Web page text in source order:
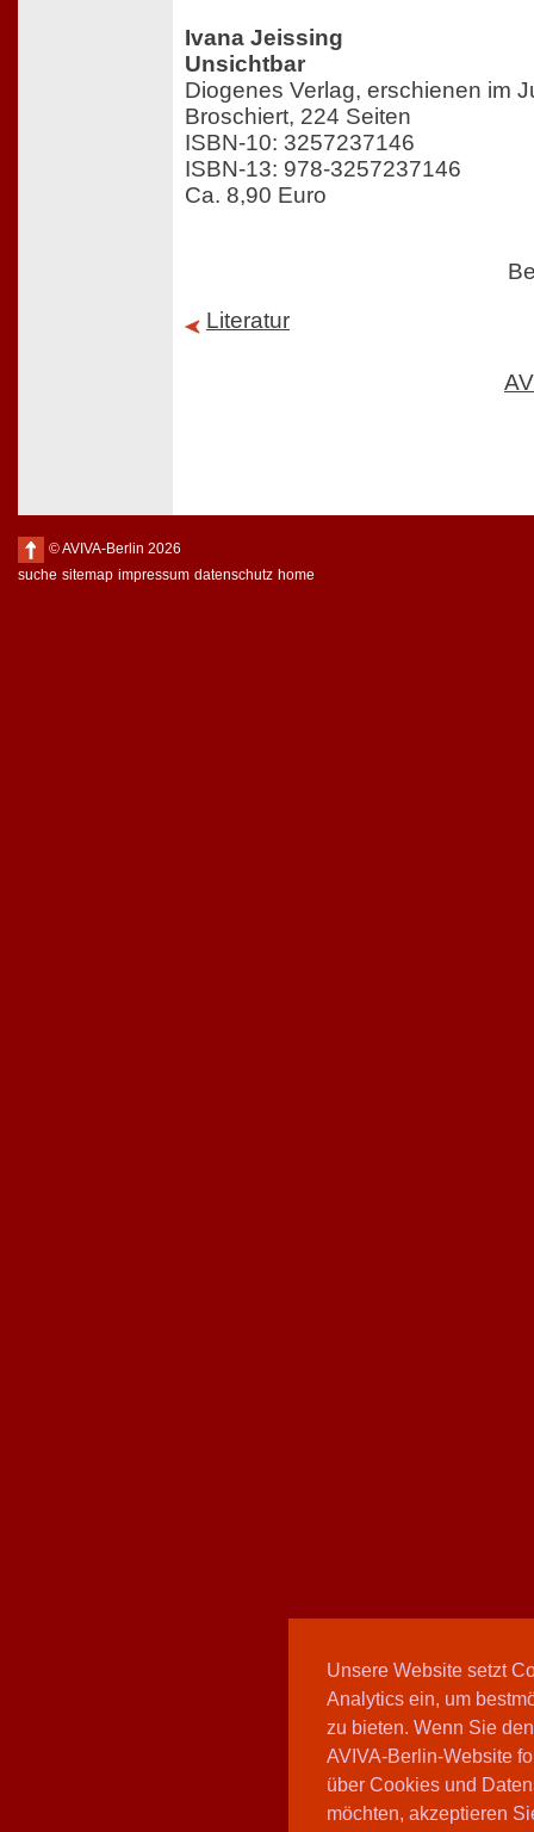
Unsere Website setzt
Analytics ein, um
zu bieten. Wenn Sie
AVIVA-Berlin-Website
über Cookies und
möchten, akzeptieren
Ivana Jeissing
Unsichtbar
Diogenes Verlag, erschienen im
Broschiert, 224 Seiten
ISBN-10: 3257237146
ISBN-13: 978-3257237146
Ca. 8,90 Euro
Literatur
© AVIVA-Berlin 2026
suche sitemap impressum datenschutz home